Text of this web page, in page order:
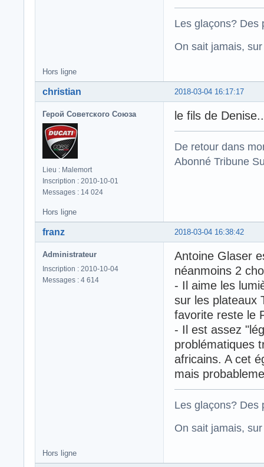
Les glaçons? Des
On sait jamais,
Hors ligne
2018-03-04 16:17:17
christian
Герой Советского Союза
Lieu : Malemort
Inscription : 2010-10-01
Messages : 14 024
le fils de
De retour dans
Abonné Tribune
Hors ligne
2018-03-04 16:38:42
franz
Administrateur
Inscription : 2010-10-04
Messages : 4 614
Antoine Glaser
néanmoins 2
- Il aime les
sur les plateaux
favorite reste le
- Il est assez
problématiques
africains. A cet
mais
Les glaçons? Des
On sait jamais,
Hors ligne